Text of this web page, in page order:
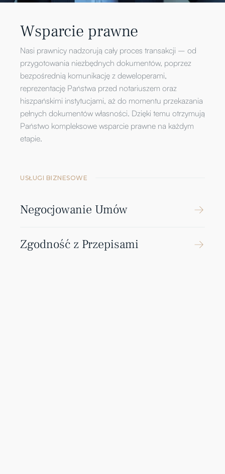
Wsparcie prawne
Nasi prawnicy nadzorują cały proces transakcji – od
przygotowania niezbędnych dokumentów, poprzez
bezpośrednią komunikację z deweloperami,
reprezentację Państwa przed notariuszem oraz
hiszpańskimi instytucjami, aż do momentu przekazania
pełnych dokumentów własności. Dzięki temu otrzymują
Państwo kompleksowe wsparcie prawne na każdym
etapie.
USŁUGI BIZNESOWE
Negocjowanie Umów
Zgodność z Przepisami